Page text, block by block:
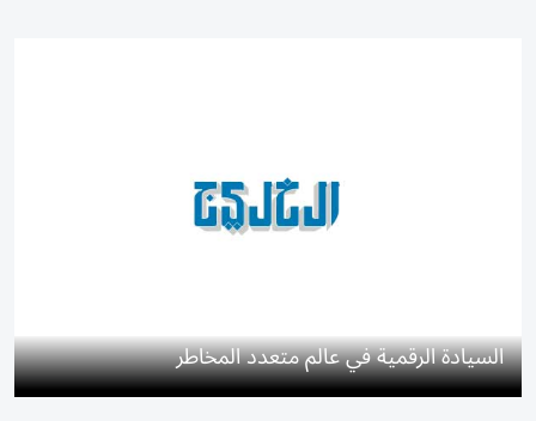
السيادة الرقمية في عالم متعدد المخاطر